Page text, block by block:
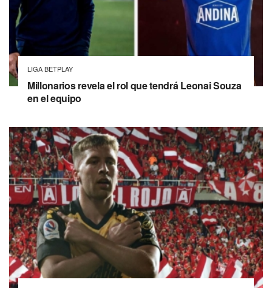
LIGA BETPLAY
Millonarios revela el rol que tendrá Leonai Souza
en el equipo